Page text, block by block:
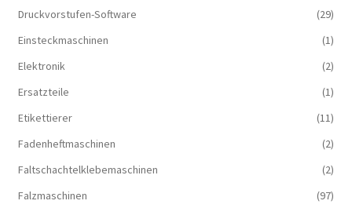
Druckvorstufen-Software
(29)
Einsteckmaschinen
(1)
Elektronik
(2)
Ersatzteile
(1)
Etikettierer
(11)
Fadenheftmaschinen
(2)
Faltschachtelklebemaschinen
(2)
Falzmaschinen
(97)